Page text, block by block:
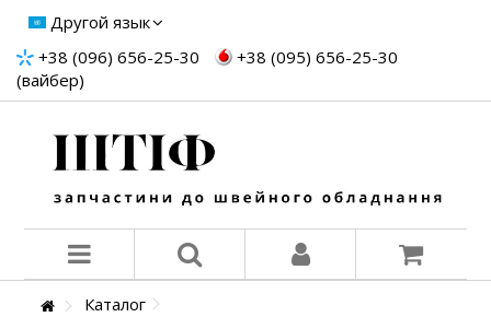
Другой язык
+38 (096) 656-25-30
+38 (095) 656-25-30
(вайбер)
Каталог